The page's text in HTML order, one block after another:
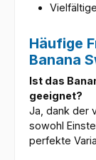
Häufige
Banana
Ist das
geeignet?
Ja, dank der
sowohl
perfekte